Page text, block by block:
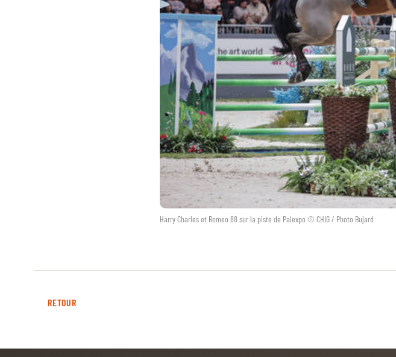
Harry Charles et Romeo 88 sur la piste de Palexpo © CHIG / Photo Bujard
RETOUR